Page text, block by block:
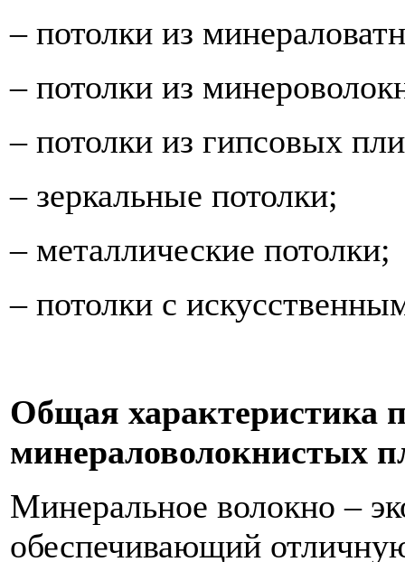
– потолки из
– потолки из
– потолки из гипсовых
– зеркальные потолки;
– металлические потолки;
– потолки с
Общая характеристика
минераловолокнистых
Минеральное волокно –
обеспечивающий